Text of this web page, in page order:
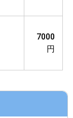
7000
円